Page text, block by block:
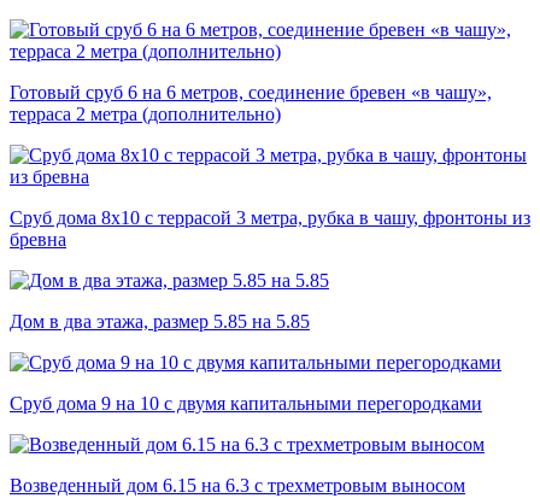
Готовый сруб 6 на 6 метров, соединение бревен «в чашу»,
терраса 2 метра (дополнительно)
Сруб дома 8х10 с террасой 3 метра, рубка в чашу, фронтоны из
бревна
Дом в два этажа, размер 5.85 на 5.85
Сруб дома 9 на 10 с двумя капитальными перегородками
Возведенный дом 6.15 на 6.3 с трехметровым выносом